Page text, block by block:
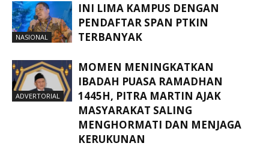
NASIONAL
INI LIMA KAMPUS DENGAN
PENDAFTAR SPAN PTKIN
TERBANYAK
ADVERTORIAL
MOMEN MENINGKATKAN
IBADAH PUASA RAMADHAN
1445H, PITRA MARTIN AJAK
MASYARAKAT SALING
MENGHORMATI DAN MENJAGA
KERUKUNAN